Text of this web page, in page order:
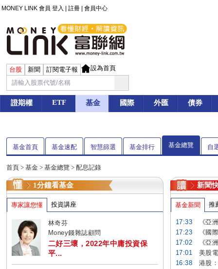
MONEY LINK 會員 登入 註冊 會員中心
台股 新聞 訂閱電子報 設為首頁
證期權 ETF 基金 國際 外匯 債券
基金首頁 基金速配 智慧篩選 基金排行 基金總覽 自
首頁 > 基金 > 基金總覽 > 配息記錄
1分鐘看基金
專家讓您懂 投資講座
林奇芬
Money錢雜誌顧問
二好三壞，2022年中庸投資保
平...
新聞
基金新聞 推
17:33
《亞
17:23
《國
17:02
《亞
17:01
美股
16:38
港股